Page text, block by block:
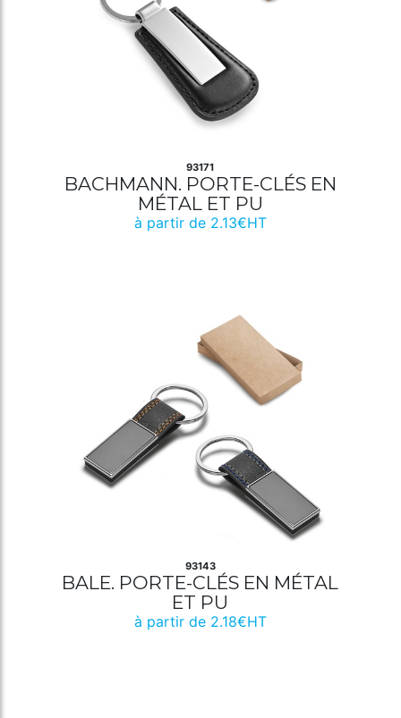
93171
BACHMANN. PORTE-CLÉS EN
MÉTAL ET PU
à partir de 2.13€HT
93143
BALE. PORTE-CLÉS EN MÉTAL
ET PU
à partir de 2.18€HT